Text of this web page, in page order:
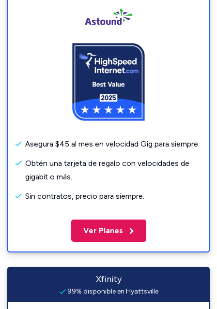
Asegura $45 al mes en velocidad Gig para siempre.
Obtén una tarjeta de regalo con velocidades de
gigabit o más.
Sin contratos, precio para siempre.
Ver Planes
Xfinity
99% disponible en Hyattsville